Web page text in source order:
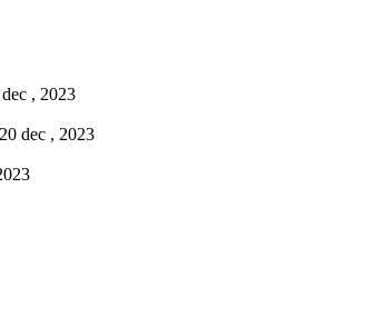
, 2023
dec , 2023